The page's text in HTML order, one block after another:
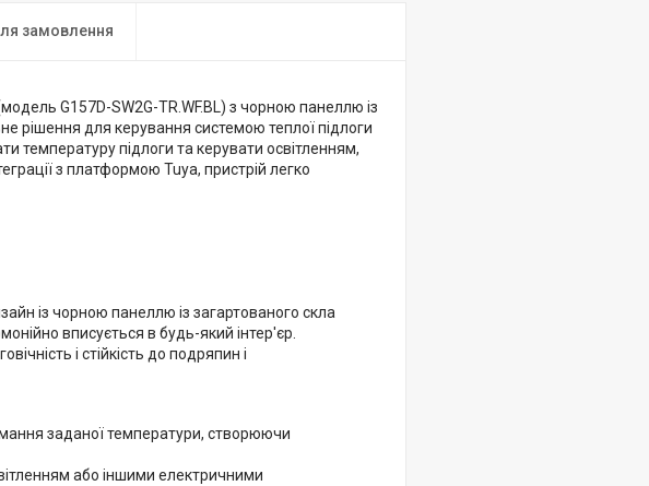
замовлення
G157D-SW2G-TR.WF.BL) з чорною панеллю із
рішення для керування системою теплої підлоги
температуру підлоги та керувати освітленням,
з платформою Tuya, пристрій легко
із чорною панеллю із загартованого скла
вписується в будь-який інтер'єр.
і стійкість до подряпин і
заданої температури, створюючи
або іншими електричними